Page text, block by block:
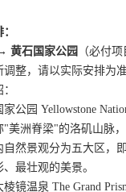
黄石国家公园
（必付
调整，请以实际安排为
家公园 Yellowstone
"美洲脊梁"的洛矶山脉
自然景观分为五大区，
、最壮观的美景。
棱镜温泉 The Grand